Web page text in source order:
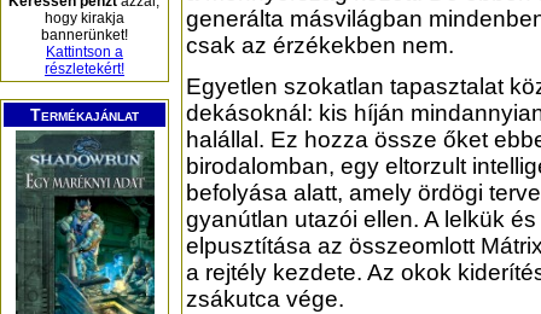
hogy kirakja
bannerünket!
Kattintson a
részletekért!
Termékajánlat
generálta másvilágban
csak az érzékekben nem.
Egyetlen szokatlan tapasztalat
dekásoknál: kis híján
halállal. Ez hozza össze őket
birodalomban, egy eltorzult
befolyása alatt, amely ördögi
gyanútlan utazói ellen. A lelkük
elpusztítása az összeomlott
a rejtély kezdete. Az okok
zsákutca vége.